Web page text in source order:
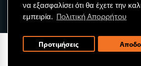
να εξασφαλίσει ότι θα έχετε την
εμπειρία. Πολιτική Απορρήτου
Προτιμήσεις
© 2026 TOP ELECTRONIC
All rights reserved.